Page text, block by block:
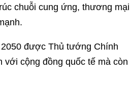
chuỗi cung ứng, thương mại
được Thủ tướng Chính
với cộng đồng quốc tế mà còn